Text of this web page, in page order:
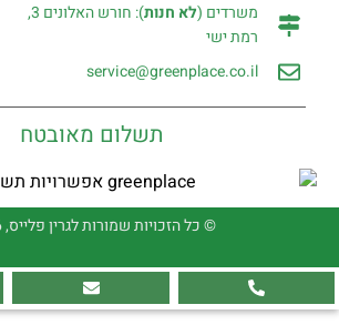
משרדים (לא חנות): חורש האלונים 3,
רמת ישי
service@greenplace.co.il
תשלום מאובטח
© כל הזכויות שמורות לגרין פלייס, 2026